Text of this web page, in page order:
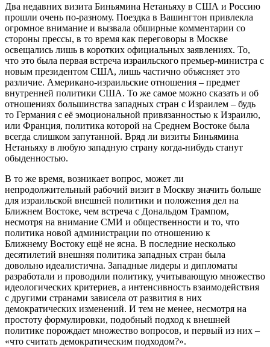
Два недавних визита Биньямина Нетаньяху в США и Россию
прошли очень по-разному. Поездка в Вашингтон привлекла
огромное внимание и вызвала обширные комментарии со
стороны прессы, в то время как переговоры в Москве
освещались лишь в коротких официальных заявлениях. То,
что это была первая встреча израильского премьер-министра с
новым президентом США, лишь частично объясняет это
различие. Американо-израильские отношения – предмет
внутренней политики США. То же самое можно сказать и об
отношениях большинства западных стран с Израилем – будь
то Германия с её эмоциональной привязанностью к Израилю,
или Франция, политика которой на Среднем Востоке была
всегда слишком запутанной. Вряд ли визиты Биньямина
Нетаньяху в любую западную страну когда-нибудь станут
обыденностью.
В то же время, возникает вопрос, может ли
непродолжительный рабочий визит в Москву значить больше
для израильской внешней политики и положения дел на
Ближнем Востоке, чем встреча с Дональдом Трампом,
несмотря на внимание СМИ и общественности и то, что
политика новой администрации по отношению к
Ближнему Востоку ещё не ясна. В последние несколько
десятилетий внешняя политика западных стран была
довольно идеалистична. Западные лидеры и дипломаты
разработали и проводили политику, учитывающую множество
идеологических критериев, а интенсивность взаимодействия
с другими странами зависела от развития в них
демократических изменений. И тем не менее, несмотря на
простоту формулировки, подобный подход к внешней
политике порождает множество вопросов, и первый из них –
«что считать демократическим подходом?».